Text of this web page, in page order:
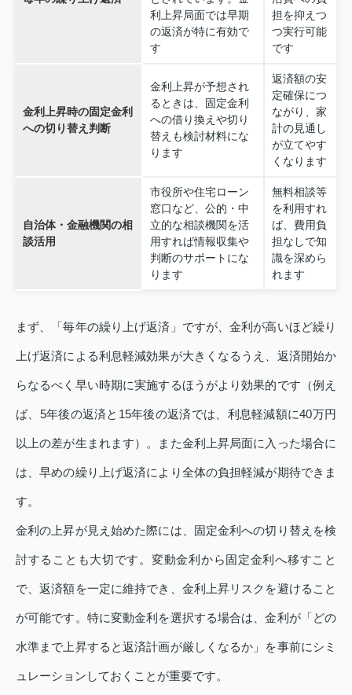
利上昇局面では早期
の返済が特に有効で
す
担を抑えつ
つ実行可能
です
金利上昇時の固定金利
への切り替え判断
金利上昇が予想され
るときは、固定金利
への借り換えや切り
替えも検討材料にな
ります
返済額の安
定確保につ
ながり、家
計の見通し
が立てやす
くなります
自治体・金融機関の相
談活用
市役所や住宅ローン
窓口など、公的・中
立的な相談機関を活
用すれば情報収集や
判断のサポートにな
ります
無料相談等
を利用すれ
ば、費用負
担なしで知
識を深めら
れます
まず、「毎年の繰り上げ返済」ですが、金利が高いほど繰り
上げ返済による利息軽減効果が大きくなるうえ、返済開始か
らなるべく早い時期に実施するほうがより効果的です（例え
ば、5年後の返済と15年後の返済では、利息軽減額に40万円
以上の差が生まれます）。また金利上昇局面に入った場合に
は、早めの繰り上げ返済により全体の負担軽減が期待できま
す。
金利の上昇が見え始めた際には、固定金利への切り替えを検
討することも大切です。変動金利から固定金利へ移すこと
で、返済額を一定に維持でき、金利上昇リスクを避けること
が可能です。特に変動金利を選択する場合は、金利が「どの
水準まで上昇すると返済計画が厳しくなるか」を事前にシミ
ュレーションしておくことが重要です。